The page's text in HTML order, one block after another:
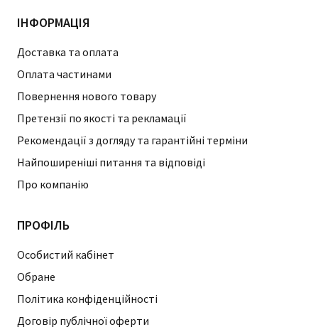
ІНФОРМАЦІЯ
Доставка та оплата
Оплата частинами
Повернення нового товару
Претензії по якості та рекламації
Рекомендації з догляду та гарантійні терміни
Найпоширеніші питання та відповіді
Про компанію
ПРОФІЛЬ
Особистий кабінет
Обране
Політика конфіденційності
Договір публічної оферти